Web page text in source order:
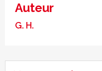
Auteur
G. H.